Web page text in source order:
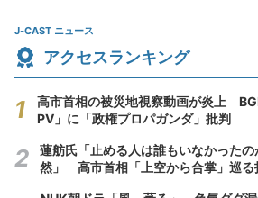
J-CAST ニュース
アクセスランキング
高市首相の被災地視察動画が炎上
PV」に「政権プロパガンダ」批判
蓮舫氏「止める人は誰もいなかった
然」 高市首相「上空から合掌」巡る